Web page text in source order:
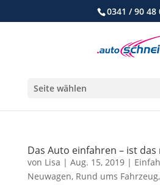
0341 / 90 48
Seite wählen
Das Auto einfahren – ist
von Lisa | Aug. 15, 2019|
Neuwagen, Rund ums Fahrzeug,